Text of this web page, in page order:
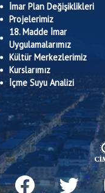
İmar Plan Değişiklikleri
Projelerimiz
18. Madde İmar
Uygulamalarımız
Kültür Merkezlerimiz
Kurslarımız
İçme Suyu Analizi